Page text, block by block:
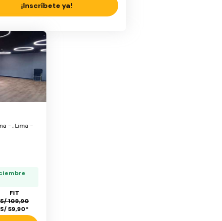
¡Inscríbete ya!
- , Lima -
FIT
S/ 109,90
S/ 59,90*